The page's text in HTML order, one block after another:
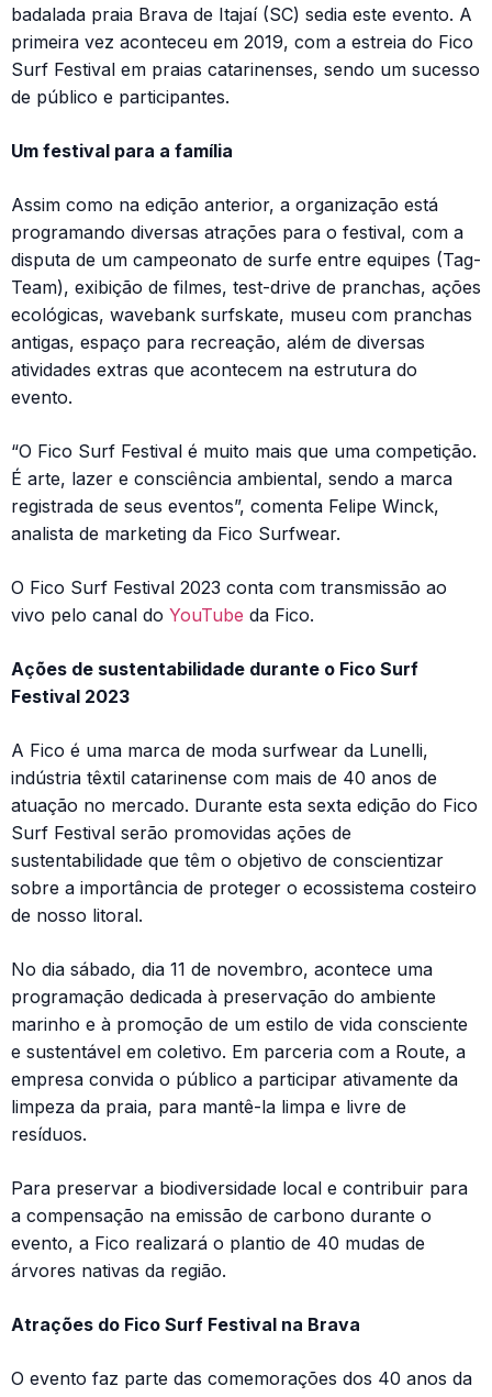
badalada praia Brava de Itajaí (SC) sedia este evento. A
primeira vez aconteceu em 2019, com a estreia do Fico
Surf Festival em praias catarinenses, sendo um sucesso
de público e participantes.
Um festival para a família
Assim como na edição anterior, a organização está
programando diversas atrações para o festival, com a
disputa de um campeonato de surfe entre equipes (Tag-
Team), exibição de filmes, test-drive de pranchas, ações
ecológicas, wavebank surfskate, museu com pranchas
antigas, espaço para recreação, além de diversas
atividades extras que acontecem na estrutura do
evento.
“O Fico Surf Festival é muito mais que uma competição.
É arte, lazer e consciência ambiental, sendo a marca
registrada de seus eventos”, comenta Felipe Winck,
analista de marketing da Fico Surfwear.
O Fico Surf Festival 2023 conta com transmissão ao
vivo pelo canal do YouTube da Fico.
Ações de sustentabilidade durante o Fico Surf
Festival 2023
A Fico é uma marca de moda surfwear da Lunelli,
indústria têxtil catarinense com mais de 40 anos de
atuação no mercado. Durante esta sexta edição do Fico
Surf Festival serão promovidas ações de
sustentabilidade que têm o objetivo de conscientizar
sobre a importância de proteger o ecossistema costeiro
de nosso litoral.
No dia sábado, dia 11 de novembro, acontece uma
programação dedicada à preservação do ambiente
marinho e à promoção de um estilo de vida consciente
e sustentável em coletivo. Em parceria com a Route, a
empresa convida o público a participar ativamente da
limpeza da praia, para mantê-la limpa e livre de
resíduos.
Para preservar a biodiversidade local e contribuir para
a compensação na emissão de carbono durante o
evento, a Fico realizará o plantio de 40 mudas de
árvores nativas da região.
Atrações do Fico Surf Festival na Brava
O evento faz parte das comemorações dos 40 anos da